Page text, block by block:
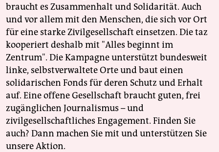
braucht es Zusammenhalt und Solidarität. Auch
und vor allem mit den Menschen, die sich vor Ort
für eine starke Zivilgesellschaft einsetzen. Die taz
kooperiert deshalb mit "Alles beginnt im
Zentrum". Die Kampagne unterstützt bundesweit
linke, selbstverwaltete Orte und baut einen
solidarischen Fonds für deren Schutz und Erhalt
auf. Eine offene Gesellschaft braucht guten, frei
zugänglichen Journalismus – und
zivilgesellschaftliches Engagement. Finden Sie
auch? Dann machen Sie mit und unterstützen Sie
unsere Aktion.